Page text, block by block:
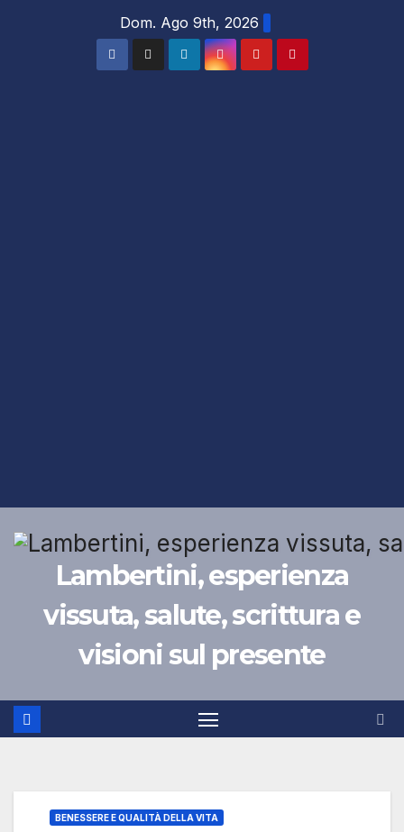
Dom. Ago 9th, 2026
Lambertini, esperienza
vissuta, salute, scrittura e
visioni sul presente
BENESSERE E QUALITÀ DELLA VITA